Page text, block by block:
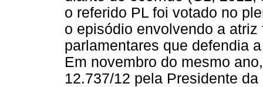
o referido PL foi votado no
o episódio envolvendo a
parlamentares que defendia
Em novembro do mesmo
12.737/12 pela Presidente